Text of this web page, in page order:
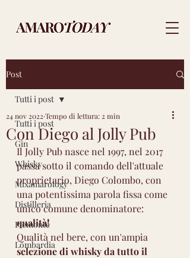
Post
Tutti i post
Gin
Whisky
Mixamarology
Distilleria
Piemonte
Lombardia
Tutti i post
Con Diego al Jolly Pub
24 nov 2022 Tempo di lettura: 2 min
Il Jolly Pub nasce nel 1997, nel 2017
passa sotto il comando dell'attuale
proprietario, Diego Colombo, con
una potentissima parola fissa come
unico comune denominatore:
qualità!
Qualità nel bere, con un'ampia
selezione di whisky da tutto il